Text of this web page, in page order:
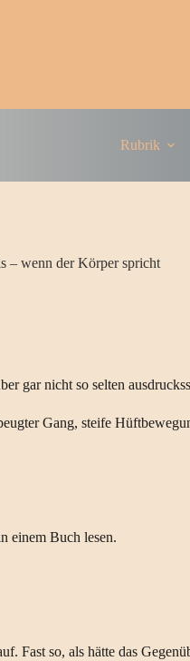
Rubrik
– wenn der Körper spricht
gar nicht so selten
Gang, steife
einem Buch lesen.
Fast so, als hätte das